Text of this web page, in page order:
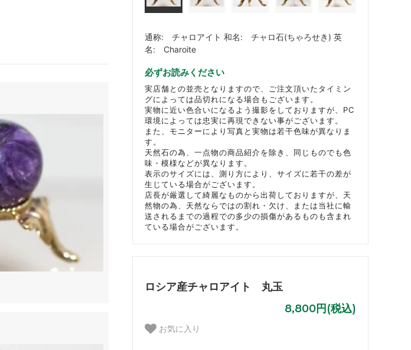
通称: チャロアイト 和名: チャロ石(ちゃろせき) 英
名: Charoite
必ずお読みください
実店舗との並売となりますので、ご注文頂いたタイミン
グによっては品切れになる場合もございます。
実物に近い色合いになるよう撮影をしておりますが、PC
環境によっては忠実に再現できない事がございます。
また、モニターにより写真と実物は若干色味が異なりま
す。
天然石の為、一点物の商品紹介を除き、同じものでも色
味・模様などが異なります。
表示のサイズには、測り方により、サイズに若干の差が
生じている場合がございます。
店長が厳選して綺麗なものから出荷しておりますが、天
然物の為、天然ならではの割れ・欠け、または当社に輸
送されるまでの過程での多少の損傷があるものも含まれ
ている場合がございます。
ロシア産チャロアイト 丸玉
8,800円(税込)
お気に入り